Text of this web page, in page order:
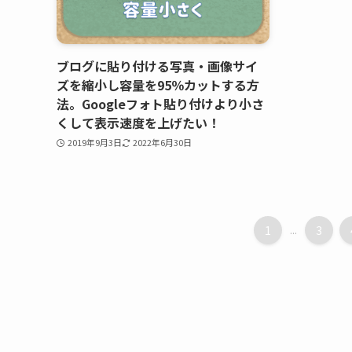
ブログに貼り付ける写真・画像サイ
ズを縮小し容量を95％カットする方
法。Googleフォト貼り付けより小さ
くして表示速度を上げたい！
2019年9月3日 2022年6月30日
1 ... 3